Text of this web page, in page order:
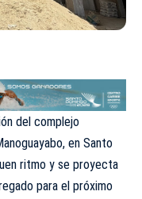
del complejo
en Santo
ritmo y se proyecta
para el próximo